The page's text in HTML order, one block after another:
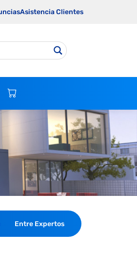
Asistencia Clientes
Entre Expertos